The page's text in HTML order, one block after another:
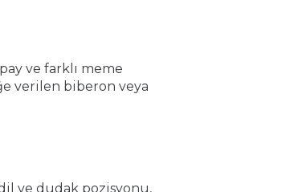
ve farklı meme
verilen biberon veya
ve dudak pozisyonu,